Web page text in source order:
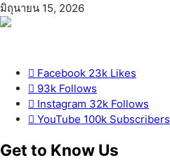
มิถุนายน 15, 2026
Facebook 23k Likes
93k Follows
Instagram 32k Follows
YouTube 100k Subscribers
Get to Know Us